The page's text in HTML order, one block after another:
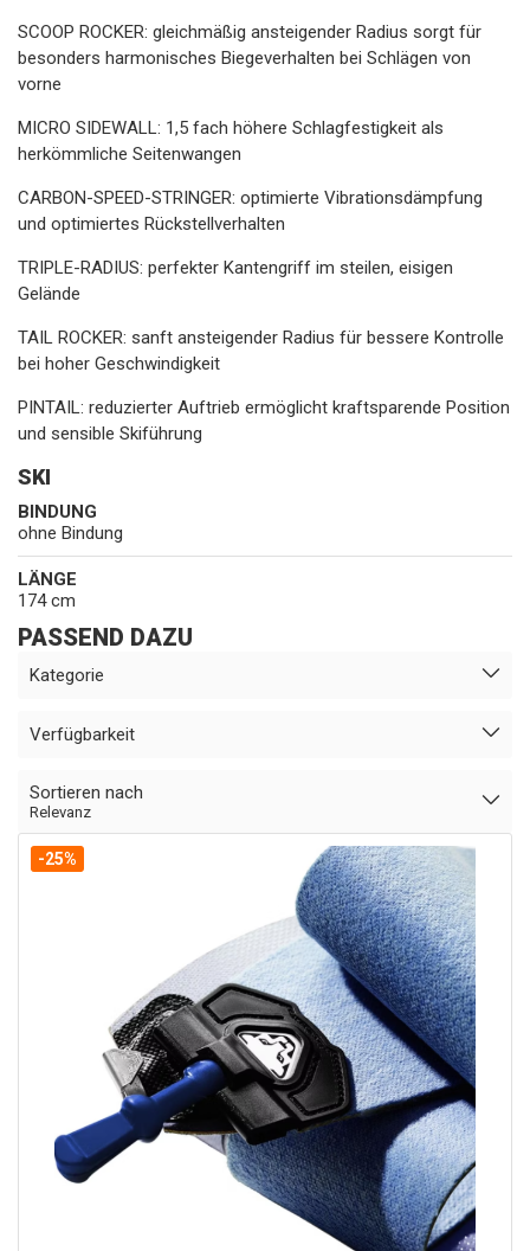
SCOOP ROCKER: gleichmäßig ansteigender Radius sorgt für
besonders harmonisches Biegeverhalten bei Schlägen von
vorne
MICRO SIDEWALL: 1,5 fach höhere Schlagfestigkeit als
herkömmliche Seitenwangen
CARBON-SPEED-STRINGER: optimierte Vibrationsdämpfung
und optimiertes Rückstellverhalten
TRIPLE-RADIUS: perfekter Kantengriff im steilen, eisigen
Gelände
TAIL ROCKER: sanft ansteigender Radius für bessere Kontrolle
bei hoher Geschwindigkeit
PINTAIL: reduzierter Auftrieb ermöglicht kraftsparende Position
und sensible Skiführung
SKI
BINDUNG
ohne Bindung
LÄNGE
174 cm
PASSEND DAZU
Kategorie
Verfügbarkeit
Sortieren nach
Relevanz
-25%